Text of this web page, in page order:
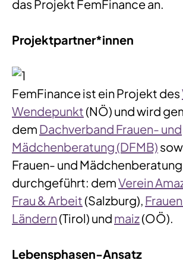
das Projekt FemFinance an.
Projektpartner*innen
FemFinance ist ein Projekt des
Wendepunkt (NÖ) und wird
dem Dachverband Frauen- und
Mädchenberatung (DFMB)
Frauen- und
durchgeführt: demVerein
Frau & Arbeit (Salzburg),
Ländern(Tirol) und maiz(OÖ).
Lebensphasen-Ansatz